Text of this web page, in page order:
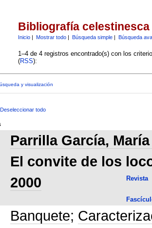
Bibliografía celestinesca
Inicio| Mostrar todo| Búsqueda simple| Búsqueda
1–4 de 4 registros encontrado(s) con los
(RSS):
y visualización
Deseleccionar todo
Parrilla García,
El convite de los
2000 Revista
Banquete;